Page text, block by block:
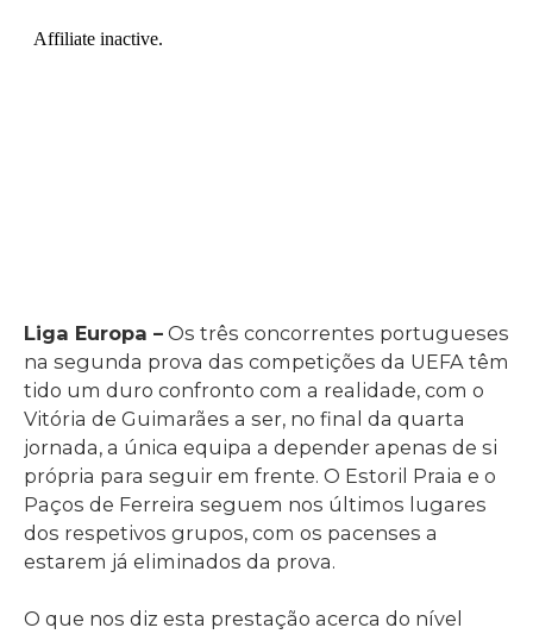
Liga Europa – Os três concorrentes portugueses
na segunda prova das competições da UEFA têm
tido um duro confronto com a realidade, com o
Vitória de Guimarães a ser, no final da quarta
jornada, a única equipa a depender apenas de si
própria para seguir em frente. O Estoril Praia e o
Paços de Ferreira seguem nos últimos lugares
dos respetivos grupos, com os pacenses a
estarem já eliminados da prova.
O que nos diz esta prestação acerca do nível